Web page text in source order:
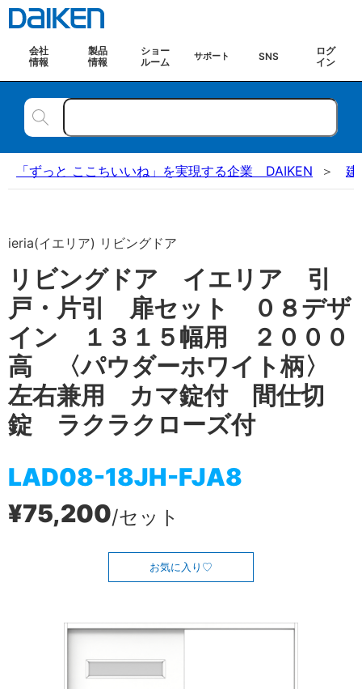
会社
情報
製品
情報
ショー
ルーム
サポート SNS
ログ
イン
「ずっと ここちいいね」を実現する企業 DAIKEN 建
ieria(イエリア) リビングドア
リビングドア イエリア 引
戸・片引 扉セット ０８デザ
イン １３１５幅用 ２０００
高 〈パウダーホワイト柄〉
左右兼用 カマ錠付 間仕切
錠 ラクラクローズ付
LAD08-18JH-FJA8
¥75,200/セット
お気に入り